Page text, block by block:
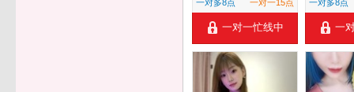
一对多8点 一对一15点
一对一忙线中
一对多8点
一